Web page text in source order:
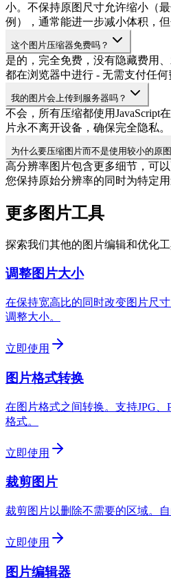
小。不保持原图尺寸允许缩小（
例），通常能进一步减小体积，但
这个图片压缩器免费吗？
是的，完全免费，没有隐藏费用
都在浏览器中进行 - 无需支付任何
我的图片会上传到服务器吗？
不会，所有压缩都使用JavaScript
片永不离开设备，确保完全隐私。
为什么要压缩图片而不是使用较小的原
高分辨率图片包含更多细节，可
您保持原始分辨率的同时为特定用
更多图片工具
探索我们其他的图片编辑和优化工
调整图片大小
在保持宽高比的同时改变图片尺
调整大小。
立即使用
图片格式转换
在图片格式之间转换。支持JPG、
格式。
立即使用
裁剪图片
裁剪图片以删除不需要的区域。
立即使用
图片编辑器